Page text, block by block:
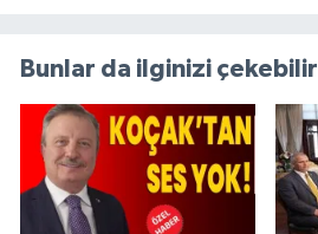
Bunlar da ilginizi çekebilir